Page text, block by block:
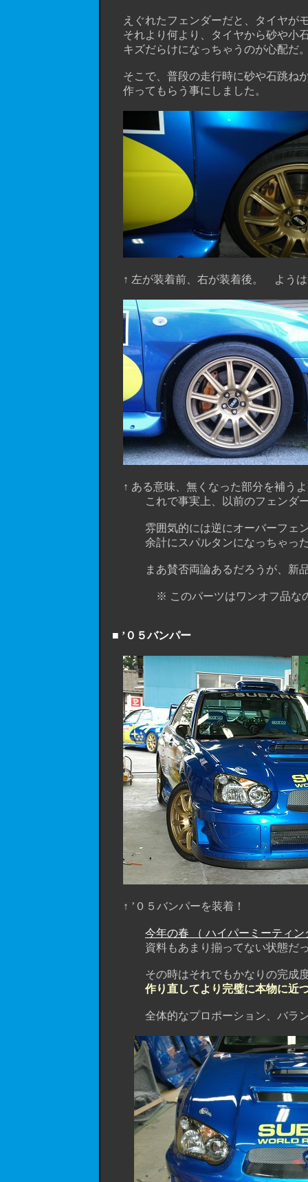
えぐれたフェンダーだと、タイヤがモ
それより何より、タイヤから砂や小石
キズだらけになっちゃうのが心配だ
そこで、普段の走行時に砂や石跳ねか
作ってもらう事にしました。
↑ 左が装着前、右が装着後。 ようは
↑ ある意味、無くなった部分を補う
これで事実上、以前のフェンダーと
雰囲気的には逆にオーバーフェン
余計にスパルタンになっちゃったっ
まあ賛否両論あるだろうが、新品の
※ このパーツはワンオフ品なので
■ ’０５バンパー
↑ ’０５バンパーを装着！
今年の春 （ ハイパーミーティン
資料もあまり揃ってない状態だ
その時はそれでもかなりの完成度
作り直してより完璧に本物に近
全体的なプロポーション、バランス